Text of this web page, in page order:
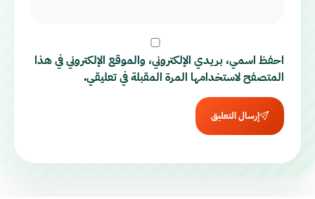
احفظ اسمي، بريدي الإلكتروني، والموقع الإلكتروني في هذا
المتصفح لاستخدامها المرة المقبلة في تعليقي.
إرسال التعليق